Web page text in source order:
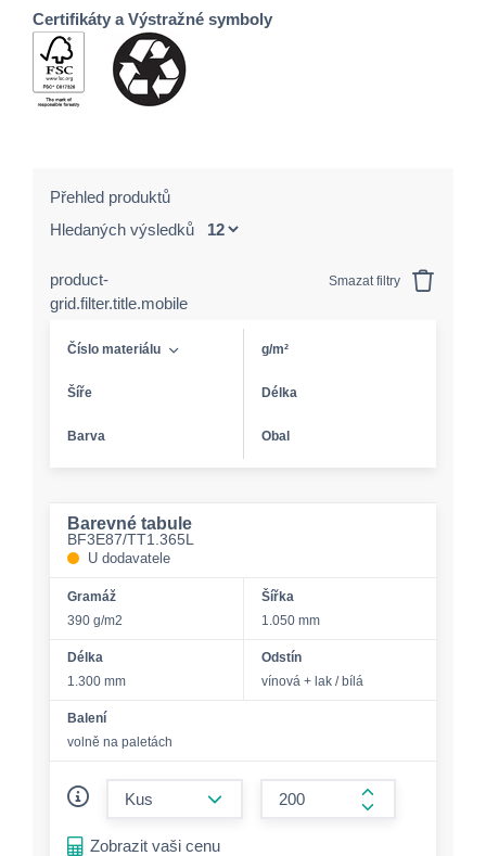
Certifikáty a Výstražné symboly
Přehled produktů
Hledaných výsledků
product-
grid.filter.title.mobile
Smazat filtry
Číslo materiálu g/m²
Šíře Délka
Barva Obal
Barevné tabule
BF3E87/TT1.365L
U dodavatele
Gramáž
390 g/m2
Šířka
1.050 mm
Délka
1.300 mm
Odstín
vínová + lak / bílá
Balení
volně na paletách
form.increase-
Zobrazit vaši cenu